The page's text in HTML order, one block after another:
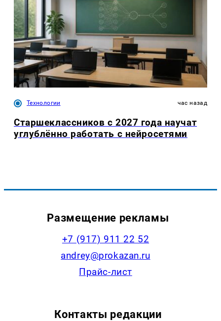
Технологии час назад
Старшеклассников с 2027 года научат
углублённо работать с нейросетями
Размещение рекламы
+7 (917) 911 22 52
andrey@prokazan.ru
Прайс-лист
Контакты редакции